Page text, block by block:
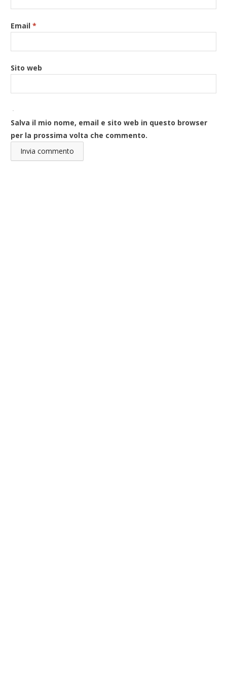
Email*
Sito web
Salva il mio nome, email e sito web in questo browser
per la prossima volta che commento.